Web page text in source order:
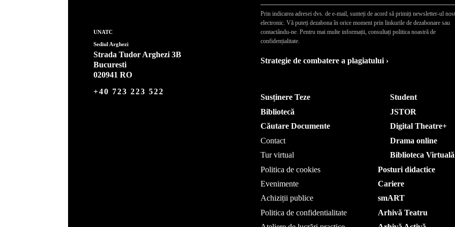
UNATC
Sediul Arghezi
Strada Tudor Arghezi 3B
Bucuresti
020941 RO
+40 723 223 522
Prin indicarea adresei dvs. de e-mail, sunteți de acord să primiți newsletter-ul
electronic. Vă puteți dezabona în orice moment prin linkurile de dezabonare sau
contactându-ne. Pentru mai multe informații, consultați politica noastră de
confidențialitate.
Strategie de combatere a plagiatului ›
Susținere Teze
Bibliotecă
Căutare Documente
Contact
Tur virtual
Politica de cookies
Evenimente
Achiziții publice
Politica de confidentialitate
Student
JSTOR
Digital Theatre+
Drama online
Biblioteca Virtuală
Posturi didactice
Cariere
smART
Arhivă Teatru